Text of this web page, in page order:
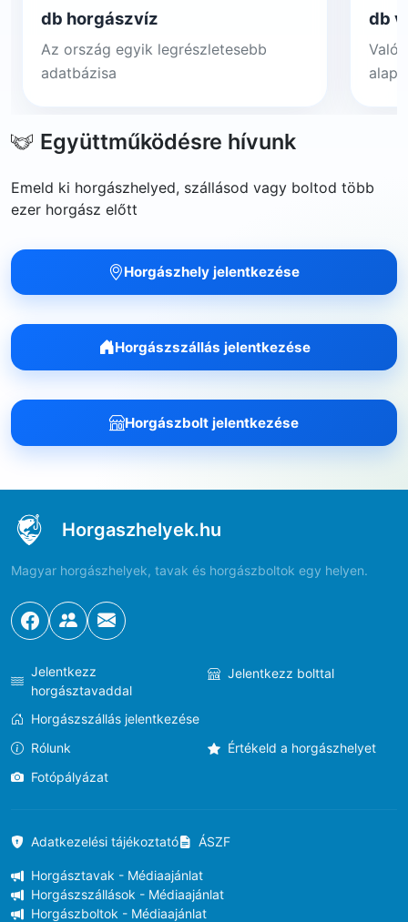
db horgászvíz
Az ország egyik legrészletesebb
adatbázisa
db
Együttműködésre hívunk
Emeld ki horgászhelyed, szállásod vagy boltod több
ezer horgász előtt
Horgászhely jelentkezése
Horgászszállás jelentkezése
Horgászbolt jelentkezése
Horgaszhelyek.hu
Magyar horgászhelyek, tavak és horgászboltok egy helyen.
Jelentkezz
horgásztavaddal
Jelentkezz bolttal
Horgászszállás jelentkezése
Rólunk
Értékeld a horgászhelyet
Fotópályázat
Adatkezelési tájékoztató ÁSZF
Horgásztavak - Médiaajánlat
Horgászszállások - Médiaajánlat
Horgászboltok - Médiaajánlat